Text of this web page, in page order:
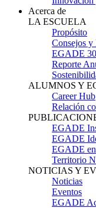
Acerca de
LA ESCUELA
Propósito
Consejos
EGADE 30
Reporte
ALUMNOS Y
Career Hub
Relación
EGADE
EGADE
EGADE
Territorio
NOTICIAS Y
Noticias
Eventos
EGADE